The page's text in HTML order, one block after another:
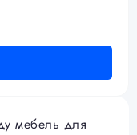
мебель для